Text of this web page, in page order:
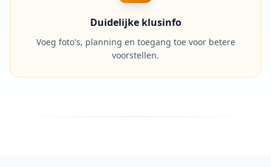
Duidelijke klusinfo
Voeg foto's, planning en toegang toe voor betere
voorstellen.